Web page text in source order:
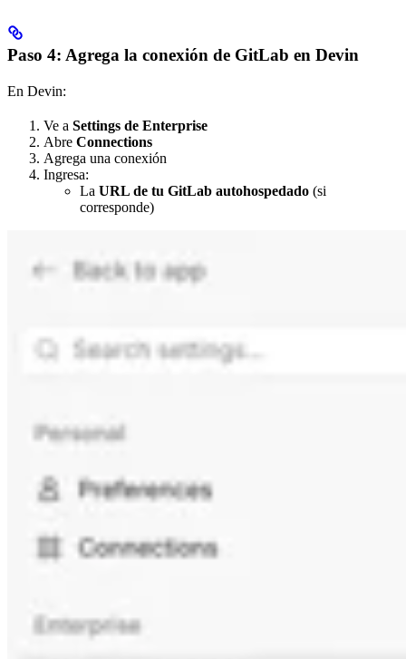
Paso 4: Agrega la conexión de GitLab en Devin
En Devin:
Ve a Settings de Enterprise
Abre Connections
Agrega una conexión
Ingresa:
La URL de tu GitLab autohospedado (si
corresponde)